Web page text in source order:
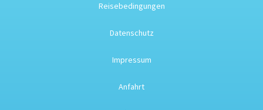
Reisebedingungen
Datenschutz
Impressum
Anfahrt